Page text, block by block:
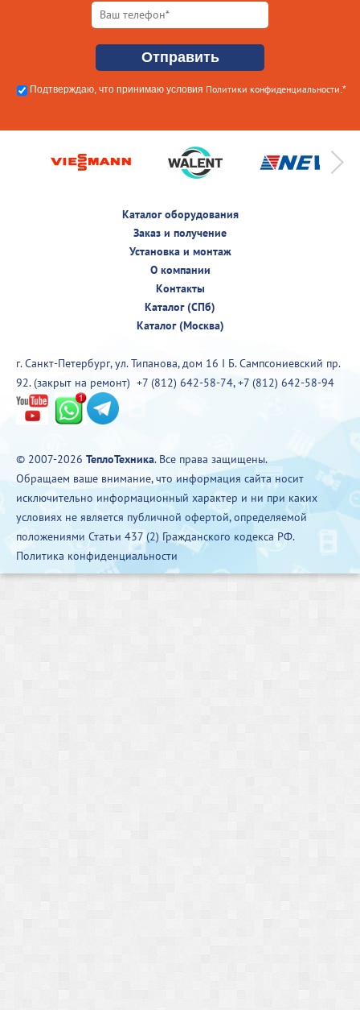
Подтверждаю, что принимаю условия Политики конфиденциальности.*
Каталог оборудования
Заказ и получение
Установка и монтаж
О компании
Контакты
Каталог (СПб)
Каталог (Москва)
г. Санкт-Петербург, ул. Типанова, дом 16 I Б. Сампсониевский пр.
92. (закрыт на ремонт) +7 (812) 642-58-74,+7 (812) 642-58-94
© 2007-2026 ТеплоТехника. Все права защищены.
Обращаем ваше внимание, что информация сайта носит
исключительно информационный характер и ни при каких
условиях не является публичной офертой, определяемой
положениями Статьи 437 (2) Гражданского кодекса РФ.
Политика конфиденциальности